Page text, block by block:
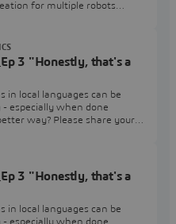
for multiple robots
a multi-robot station
3 "Honestly, that's a
in local languages can be
especially when done
way? Please share your
3 "Honestly, that's a
in local languages can be